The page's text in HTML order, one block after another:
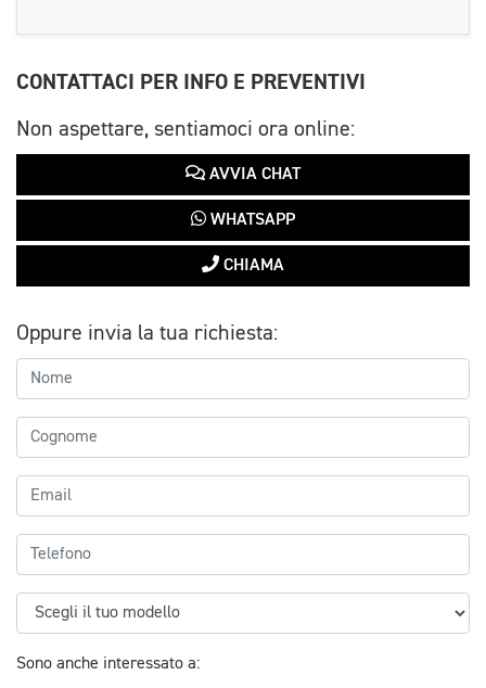
CONTATTACI PER INFO E PREVENTIVI
Non aspettare, sentiamoci ora online:
AVVIA CHAT
WHATSAPP
CHIAMA
Oppure invia la tua richiesta:
Sono anche interessato a: